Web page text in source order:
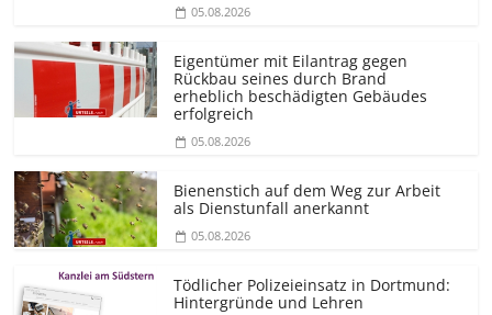
05.08.2026
Eigentümer mit Eilantrag gegen
Rückbau seines durch Brand
erheblich beschädigten Gebäudes
erfolgreich
05.08.2026
Bienenstich auf dem Weg zur Arbeit
als Dienstunfall anerkannt
05.08.2026
Tödlicher Polizeieinsatz in Dortmund:
Hintergründe und Lehren